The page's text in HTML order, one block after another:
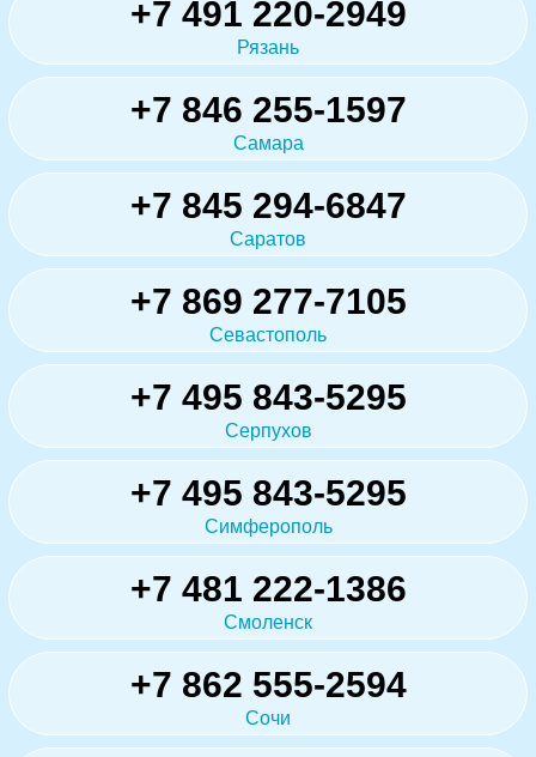
+7 491 220-2949
Рязань
+7 846 255-1597
Самара
+7 845 294-6847
Саратов
+7 869 277-7105
Севастополь
+7 495 843-5295
Серпухов
+7 495 843-5295
Симферополь
+7 481 222-1386
Смоленск
+7 862 555-2594
Сочи